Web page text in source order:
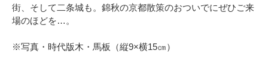
街、そして二条城も。錦秋の京都散策のおついでにぜひご来
場のほどを…。
※写真・時代版木・馬板（縦9×横15㎝）